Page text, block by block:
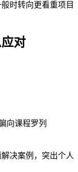
时转向更看重项目
对
向课程罗列
决案例，突出个人